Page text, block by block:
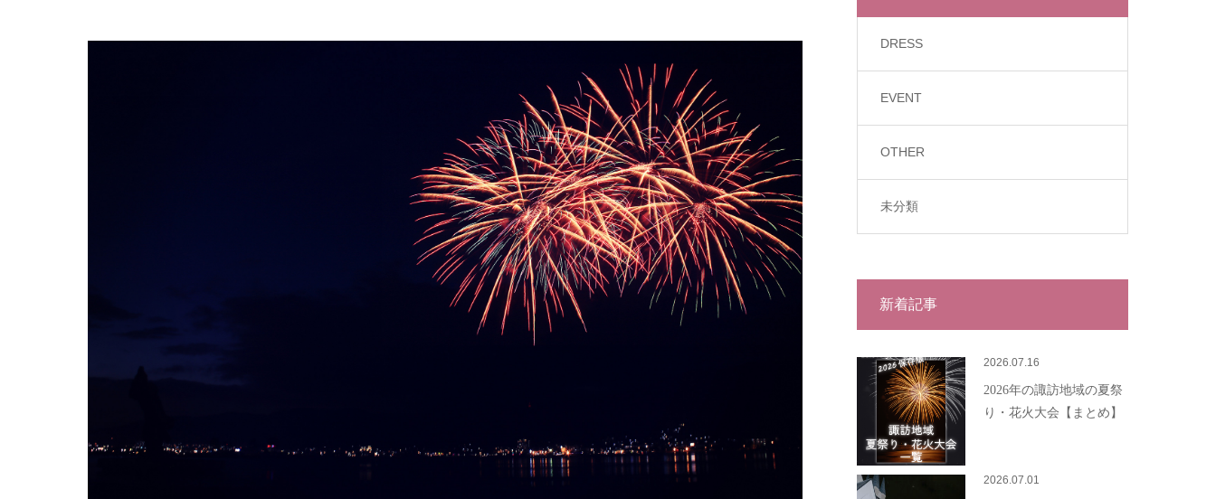
DRESS
EVENT
OTHER
未分類
新着記事
2026.07.16
2026年の諏訪地域の夏祭
り・花火大会【まとめ】
2026.07.01